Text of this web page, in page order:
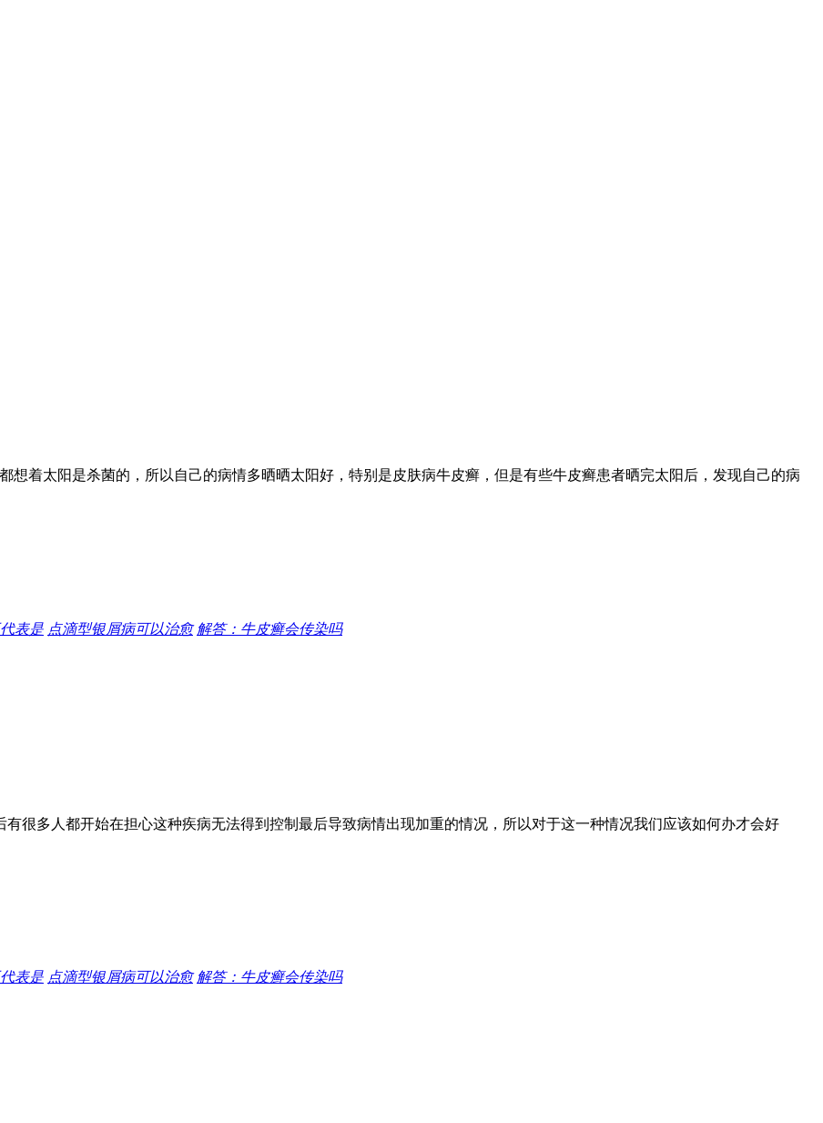
想着太阳是杀菌的，所以自己的病情多晒晒太阳好，特别是皮肤病牛皮癣，但是有些牛皮癣患者晒完太阳后，发现自己的病
表是 点滴型银屑病可以治愈 解答：牛皮癣会传染吗
很多人都开始在担心这种疾病无法得到控制最后导致病情出现加重的情况，所以对于这一种情况我们应该如何办才会好
表是 点滴型银屑病可以治愈 解答：牛皮癣会传染吗